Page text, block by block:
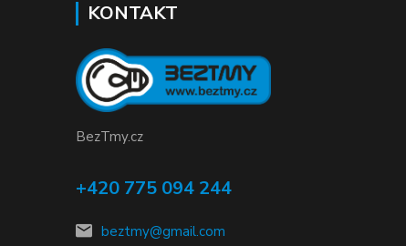
KONTAKT
BezTmy.cz
+420 775 094 244
beztmy@gmail.com